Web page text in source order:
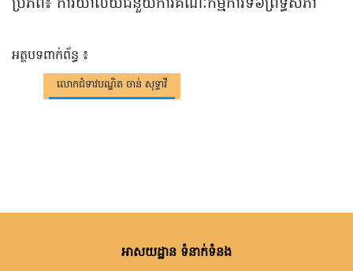
អត្ថបទពាក់ព័ន្ធ ៖
លោកជំទាវបណ្ឌិត ចាន់ សុទ្ធាវី
អាសយដ្ឋាន ទំនាក់ទំនង